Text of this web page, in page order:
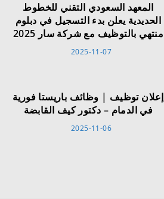
المعهد السعودي التقني للخطوط
الحديدية يعلن بدء التسجيل في دبلوم
منتهي بالتوظيف مع شركة سار 2025
2025-11-07
إعلان توظيف | وظائف باريستا فورية
في الدمام – دكتور كيف القابضة
2025-11-06